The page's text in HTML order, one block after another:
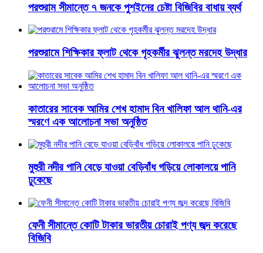
পরশুরাম সীমান্তে ৭ জনকে পুশইনের চেষ্টা বিজিবির বাধায় ব্যর্থ
পরশুরামে শিক্ষিকার ফ্লাট থেকে গৃহকর্মীর ঝুলন্ত মরদেহ উদ্ধার
কাতারের সাবেক আমির শেখ হামাদ বিন খালিফা আল থানি-এর
স্মরণে এক আলোচনা সভা অনুষ্ঠিত
মুহুরী নদীর পানি বেড়ে যাওয়া বেড়িবাঁধ গড়িয়ে লোকালয়ে পানি
ঢুকেছে
ফেনী সীমান্তে কোটি টাকার ভারতীয় চোরাই পণ্য জব্দ করেছে
বিজিবি